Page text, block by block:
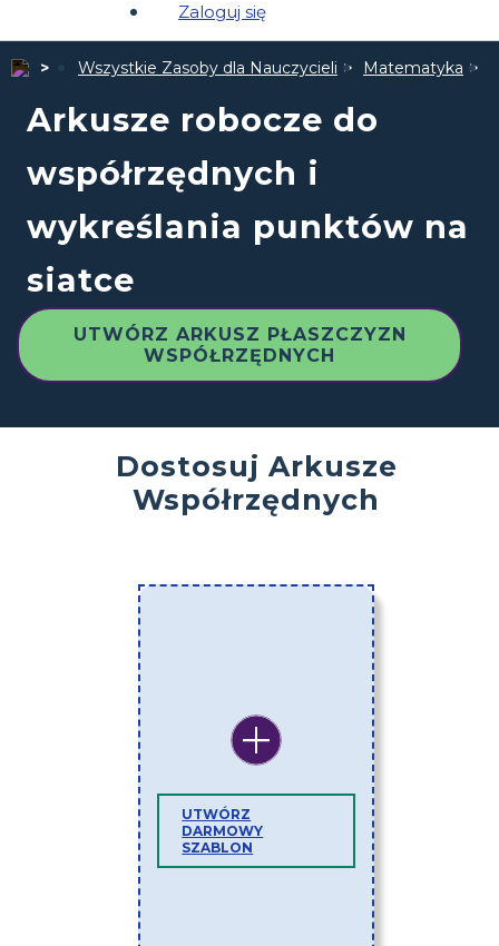
Zaloguj się
Wszystkie Zasoby dla Nauczycieli Matematyka
Arkusze robocze do
współrzędnych i
wykreślania punktów na
siatce
UTWÓRZ ARKUSZ PŁASZCZYZN
WSPÓŁRZĘDNYCH
Dostosuj Arkusze
Współrzędnych
UTWÓRZ
DARMOWY
SZABLON